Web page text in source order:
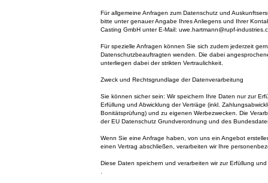
Für allgemeine Anfragen zum Datenschutz und
bitte unter genauer Angabe Ihres Anliegens und Ihrer
Casting GmbH unter E-Mail: uwe.hartmann@rupf-
Für spezielle Anfragen können Sie sich zudem jederzeit
Datenschutzbeauftragten wenden. Die dabei
unterliegen dabei der strikten Vertraulichkeit.
Zweck und Rechtsgrundlage der Datenverarbeitung
Sie können sicher sein: Wir speichern Ihre Daten nur zur
Erfüllung und Abwicklung der Verträge (inkl.
Bonitätsprüfung) und zu eigenen Werbezwecken. Die
der EU Datenschutz Grundverordnung und des
Wenn Sie eine Anfrage haben, von uns ein Angebot
einen Vertrag abschließen, verarbeiten wir Ihre
Diese Daten speichern und verarbeiten wir zur Erfüllung